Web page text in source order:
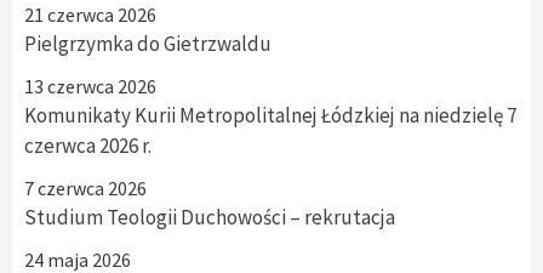
21 czerwca 2026
Pielgrzymka do Gietrzwaldu
13 czerwca 2026
Komunikaty Kurii Metropolitalnej Łódzkiej na niedzielę 7
czerwca 2026 r.
7 czerwca 2026
Studium Teologii Duchowości – rekrutacja
24 maja 2026